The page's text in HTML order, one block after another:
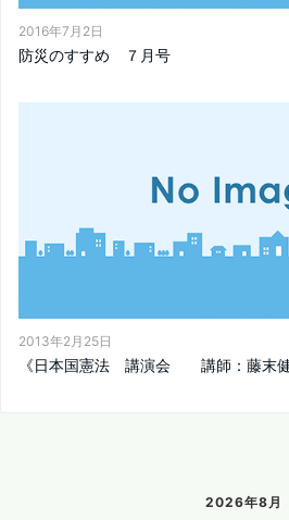
2016年7月2日
防災のすすめ ７月号
2013年2月25日
《日本国憲法 講演会 講師：藤末健
2026年8月